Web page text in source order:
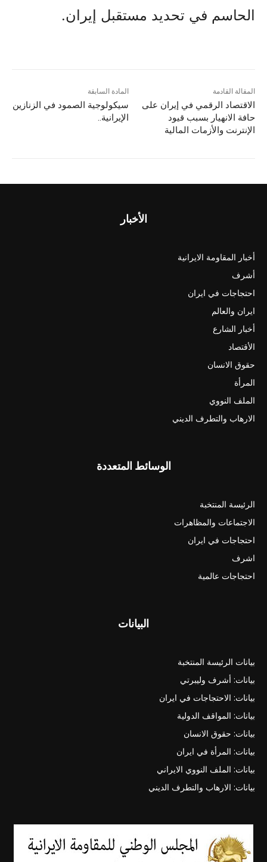
الحاسم في تحديد مستقبل إيران.
المادة السابقة
سيكولوجية الصمود في الزنازين
الإيرانية..
المقالة القادمة
الاقتصاد الرقمي في إيران على
حافة الانهيار بسبب قيود
الإنترنت والأزمات المالية
الأخبار
أخبار المقاومة الايرانية
أشرف
احتجاجات في ايران
ايران والعالم
أخبار الشارع
الأقتصاد
حقوق الانسان
المرأة
الملف النووي
الارهاب والتطرف الديني
الوسائط المتعددة
الرئيسة المنتخبة
الاجتماعات والمظاهرات
احتجاجات في ايران
اشرف
احتجاجات عالمية
البيانات
بيانات الرئيسة المنتخبة
بيانات: أشرف وليبرتي
بيانات: الاحتجاجات في ايران
بيانات: المواقف الدولية
بيانات: حقوق الانسان
بيانات: المرأة في ايران
بيانات: الملف النووي الايراني
بيانات: الارهاب والتطرف الديني